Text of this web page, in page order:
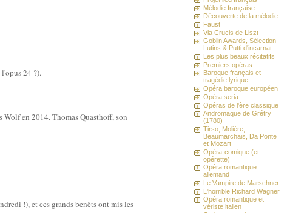
24 ?).
en 2014. Thomas Quasthoff, son
!), et ces grands benêts ont mis les
Mélodie française
Découverte de la mélodie
Faust
Via Crucis de Liszt
Goblin Awards, Sélection
Lutins & Putti d'incarnat
Les plus beaux récitatifs
Premiers opéras
Baroque français et
tragédie lyrique
Opéra baroque européen
Opéra seria
Opéras de l'ère classique
Andromaque de Grétry
(1780)
Tirso, Molière,
Beaumarchais, Da Ponte
et Mozart
Opéra-comique (et
opérette)
Opéra romantique
allemand
Le Vampire de Marschner
L'horrible Richard Wagner
Opéra romantique et
vériste italien